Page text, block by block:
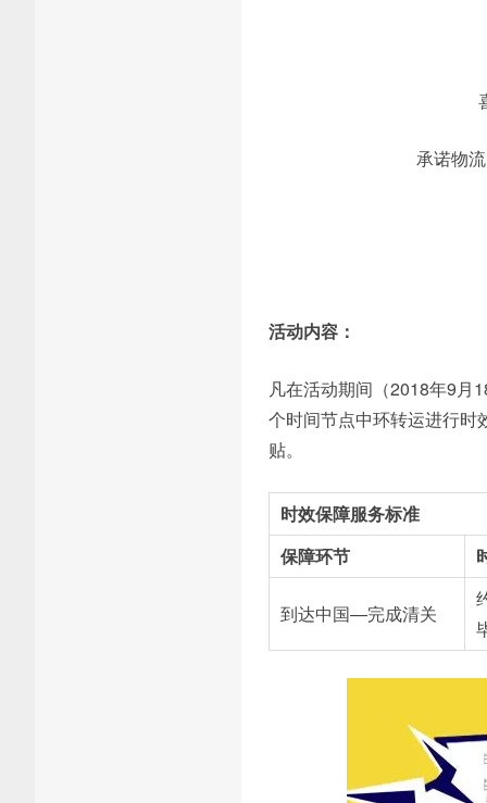
承诺物
活动内容：
凡在活动期间（2018年9月
个时间节点中环转运进行时
贴。
时效保障服务标准
保障环节
到达中国—完成清关